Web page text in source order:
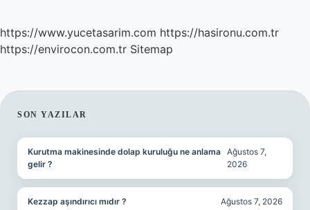
https://www.yucetasarim.com https://hasironu.com.tr
https://envirocon.com.tr Sitemap
SIDEBAR
SON YAZILAR
Kurutma makinesinde dolap kuruluğu ne anlama
gelir ?
Ağustos 7,
2026
Kezzap aşındırıcı mıdır ? Ağustos 7, 2026